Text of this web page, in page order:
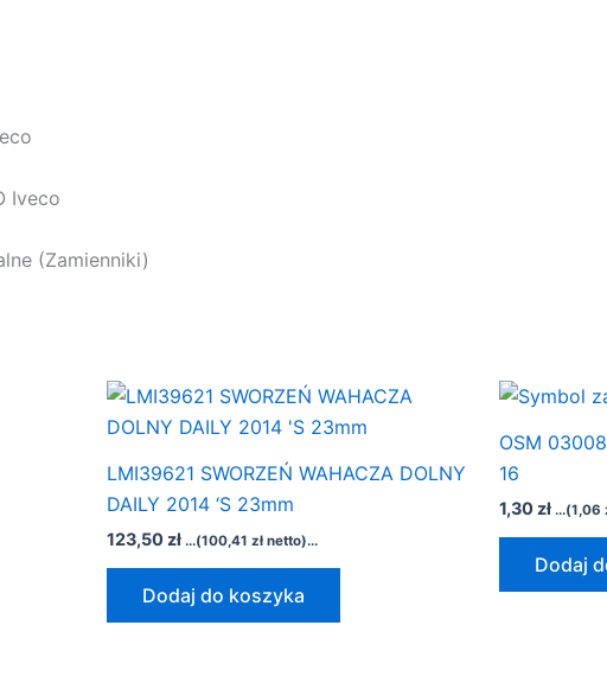
Iveco
(Zamienniki)
LMI39621 SWORZEŃ WAHACZA DOLNY
DAILY 2014 ‘S 23mm
123,50 zł ...(100,41 zł netto)...
Dodaj do koszyka
OSM
16
1,30 zł ...(1,06
Dodaj